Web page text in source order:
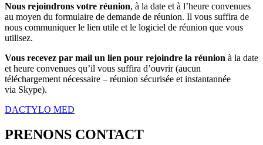
Nous rejoindrons votre réunion, à la date et à l’heure convenues
au moyen du formulaire de demande de réunion. Il vous suffira de
nous communiquer le lien utile et le logiciel de réunion que vous
utilisez.
Vous recevez par mail un lien pour rejoindre la réunion à la date
et heure convenues qu’il vous suffira d’ouvrir (aucun
téléchargement nécessaire – réunion sécurisée et instantannée
via Skype).
DACTYLO MED
PRENONS CONTACT